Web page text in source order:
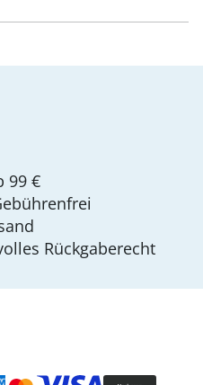
99 €
Rückgaberecht